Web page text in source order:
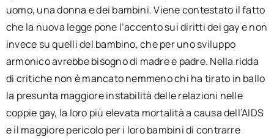
uomo, una donna e dei bambini. Viene contestato il fatto
che la nuova legge pone l’accento sui diritti dei gay e non
invece su quelli del bambino, che per uno sviluppo
armonico avrebbe bisogno di madre e padre. Nella ridda
di critiche non è mancato nemmeno chi ha tirato in ballo
la presunta maggiore instabilità delle relazioni nelle
coppie gay, la loro più elevata mortalità a causa dell’AIDS
e il maggiore pericolo per i loro bambini di contrarre